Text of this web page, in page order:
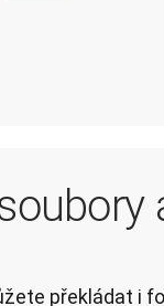
překládat i